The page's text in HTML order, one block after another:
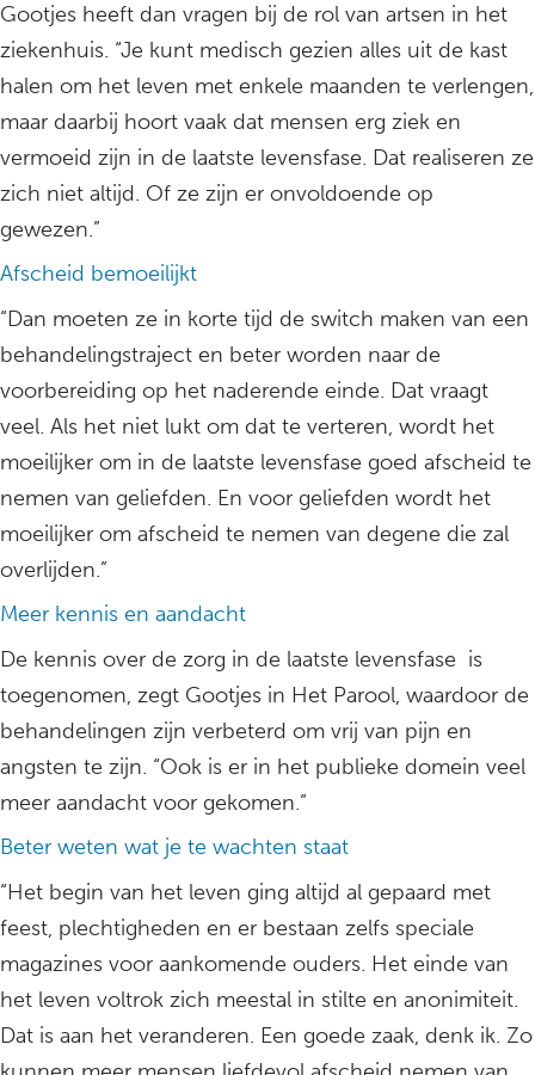
Gootjes heeft dan vragen bij de rol van artsen in het
ziekenhuis. “Je kunt medisch gezien alles uit de kast
halen om het leven met enkele maanden te verlengen,
maar daarbij hoort vaak dat mensen erg ziek en
vermoeid zijn in de laatste levensfase. Dat realiseren ze
zich niet altijd. Of ze zijn er onvoldoende op
gewezen.”
Afscheid bemoeilijkt
“Dan moeten ze in korte tijd de switch maken van een
behandelingstraject en beter worden naar de
voorbereiding op het naderende einde. Dat vraagt
veel. Als het niet lukt om dat te verteren, wordt het
moeilijker om in de laatste levensfase goed afscheid te
nemen van geliefden. En voor geliefden wordt het
moeilijker om afscheid te nemen van degene die zal
overlijden.”
Meer kennis en aandacht
De kennis over de zorg in de laatste levensfase is
toegenomen, zegt Gootjes in Het Parool, waardoor de
behandelingen zijn verbeterd om vrij van pijn en
angsten te zijn. “Ook is er in het publieke domein veel
meer aandacht voor gekomen.”
Beter weten wat je te wachten staat
“Het begin van het leven ging altijd al gepaard met
feest, plechtigheden en er bestaan zelfs speciale
magazines voor aankomende ouders. Het einde van
het leven voltrok zich meestal in stilte en anonimiteit.
Dat is aan het veranderen. Een goede zaak, denk ik. Zo